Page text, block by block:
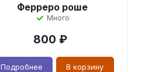
Ферреро роше
Много
800 ₽
Подробнее В корзину